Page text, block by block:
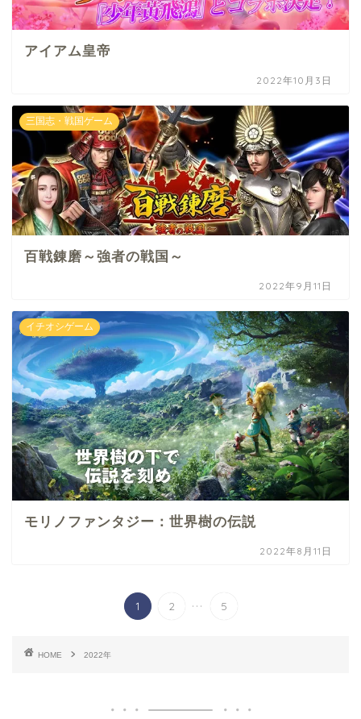
アイアム皇帝
2022年10月3日
三国志・戦国ゲーム
百戦錬磨～強者の戦国～
2022年9月11日
イチオシゲーム
モリノファンタジー：世界樹の伝説
2022年8月11日
1 2 ... 5
HOME 2022年